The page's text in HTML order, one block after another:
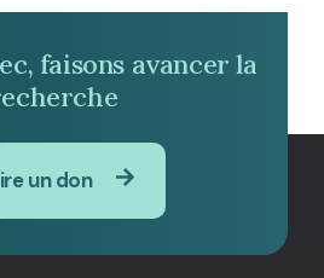
faisons avancer la
un don